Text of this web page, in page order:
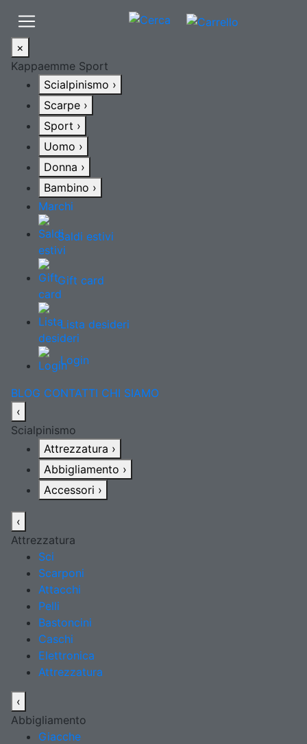
×
Kappaemme Sport
Scialpinismo ›
Scarpe ›
Sport ›
Uomo ›
Donna ›
Bambino ›
Marchi
Saldi estivi
Gift card
Lista desideri
Login
BLOG CONTATTI CHI SIAMO
‹
Scialpinismo
Attrezzatura ›
Abbigliamento ›
Accessori ›
‹
Attrezzatura
Sci
Scarponi
Attacchi
Pelli
Bastoncini
Caschi
Elettronica
Attrezzatura
‹
Abbigliamento
Giacche